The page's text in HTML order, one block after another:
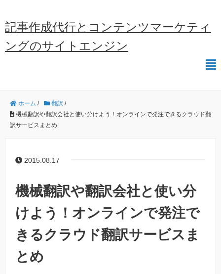
記事作成代行とコンテンツマーケティ
ングのサイトエンジン
ホーム / 翻訳 /
機械翻訳や翻訳会社と使い分けよう！オンラインで発注できるクラウド翻
訳サービスまとめ
2015.08.17
機械翻訳や翻訳会社と使い分
けよう！オンラインで発注で
きるクラウド翻訳サービスま
とめ